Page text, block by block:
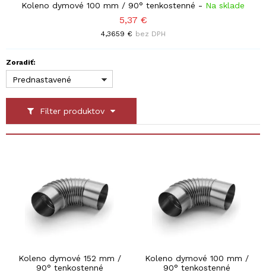
Koleno dymové 100 mm / 90° tenkostenné - Na sklade
5,37 €
4,3659 € bez DPH
Filter produktov
Zoradiť:
Prednastavené
Koleno dymové 152 mm /
90° tenkostenné
Koleno dymové 100 mm /
90° tenkostenné